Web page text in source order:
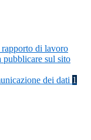
di lavoro
pubblicare sul sito
dei dati 1